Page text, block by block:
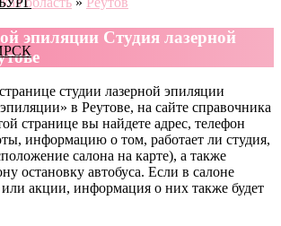
эпиляции Студия лазерной
студии лазерной эпиляции
в Реутове, на сайте справочника
странице вы найдете адрес, телефон
информацию о том, работает ли студия,
салона на карте), а также
остановку автобуса. Если в салоне
акции, информация о них также будет